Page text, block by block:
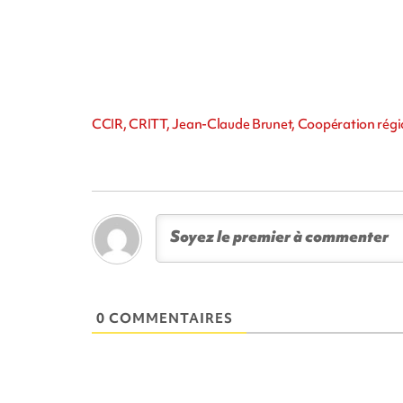
CCIR, CRITT, Jean-Claude Brunet, Coopération
0 COMMENTAIRES